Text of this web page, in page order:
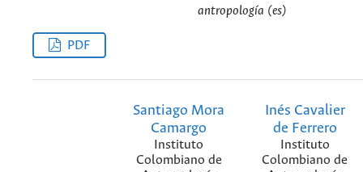
antropología (es)
PDF
Santiago Mora
Camargo
Instituto
Colombiano de
Inés Cavalier
de Ferrero
Instituto
Colombiano de